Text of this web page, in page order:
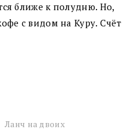
ближе к полудню. Но,
с видом на Куру. Счёт
Ланч на двоих